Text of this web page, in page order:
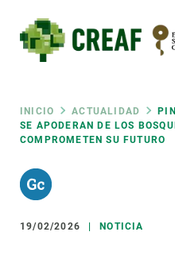
contenido
principal
Ruta
de
INICIO ACTUALIDAD
SE APODERAN DE LOS
COMPROMETEN SU FUTURO
19/02/2026 NOTICIA
RRSS
Featured